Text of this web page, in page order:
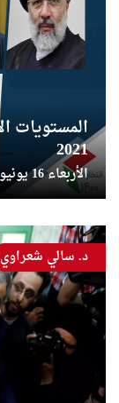
المستويات
2021
الأربعاء 16 يونيو 2021 - 11:53:50
د. سالي شعراوي